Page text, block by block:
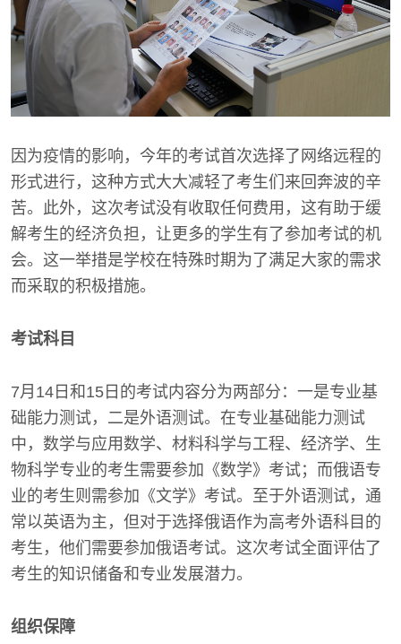
因为疫情的影响，今年的考试首次选择了网络远程的
形式进行，这种方式大大减轻了考生们来回奔波的辛
苦。此外，这次考试没有收取任何费用，这有助于缓
解考生的经济负担，让更多的学生有了参加考试的机
会。这一举措是学校在特殊时期为了满足大家的需求
而采取的积极措施。
考试科目
7月14日和15日的考试内容分为两部分：一是专业基
础能力测试，二是外语测试。在专业基础能力测试
中，数学与应用数学、材料科学与工程、经济学、生
物科学专业的考生需要参加《数学》考试；而俄语专
业的考生则需参加《文学》考试。至于外语测试，通
常以英语为主，但对于选择俄语作为高考外语科目的
考生，他们需要参加俄语考试。这次考试全面评估了
考生的知识储备和专业发展潜力。
组织保障